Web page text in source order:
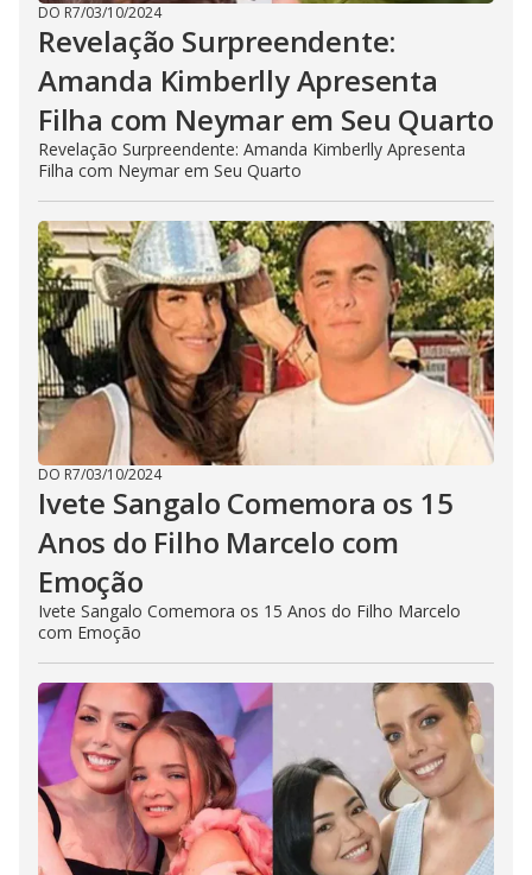
DO R7/03/10/2024
Revelação Surpreendente:
Amanda Kimberlly Apresenta
Filha com Neymar em Seu Quarto
Revelação Surpreendente: Amanda Kimberlly Apresenta
Filha com Neymar em Seu Quarto
DO R7/03/10/2024
Ivete Sangalo Comemora os 15
Anos do Filho Marcelo com
Emoção
Ivete Sangalo Comemora os 15 Anos do Filho Marcelo
com Emoção